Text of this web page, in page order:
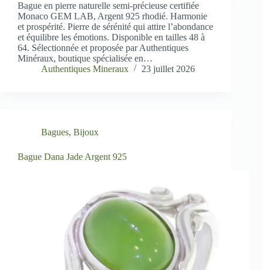
Bague en pierre naturelle semi-précieuse certifiée
Monaco GEM LAB, Argent 925 rhodié. Harmonie
et prospérité. Pierre de sérénité qui attire l’abondance
et équilibre les émotions. Disponible en tailles 48 à
64. Sélectionnée et proposée par Authentiques
Minéraux, boutique spécialisée en…
Authentiques Mineraux
23 juillet 2026
Bagues, Bijoux
Bague Dana Jade Argent 925